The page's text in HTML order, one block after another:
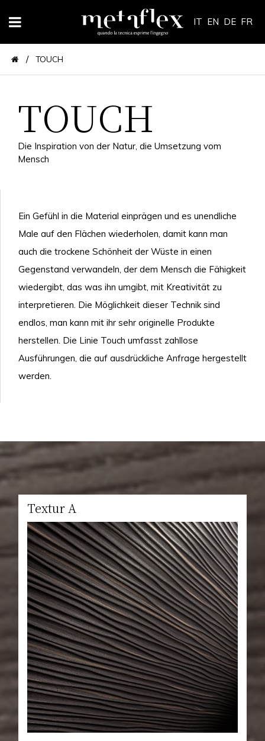
FR
DE
EN
IT
/ TOUCH
TOUCH
Die Inspiration von der Natur, die Umsetzung vom
Mensch
Ein Gefühl in die Material einprägen und es unendliche
Male auf den Flächen wiederholen, damit kann man
auch die trockene Schönheit der Wüste in einen
Gegenstand verwandeln, der dem Mensch die Fähigkeit
wiedergibt, das was ihn umgibt, mit Kreativität zu
interpretieren. Die Möglichkeit dieser Technik sind
endlos, man kann mit ihr sehr originelle Produkte
herstellen. Die Linie Touch umfasst zahllose
Ausführungen, die auf ausdrückliche Anfrage hergestellt
werden.
Textur A